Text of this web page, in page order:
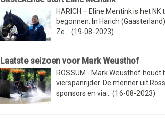
HARICH – Eline Mentink is het
begonnen. In Harich
Ze... (19-08-2023)
Laatste seizoen voor Mark Weusthof
ROSSUM - Mark Weusthof
vierspanrijder. De menner uit
sponsors en via... (16-08-2023)